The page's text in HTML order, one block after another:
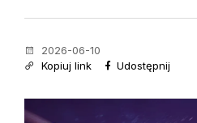
2026-06-10
Kopiuj link
Udostępnij